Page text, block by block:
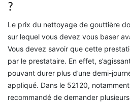
?
Le prix du nettoyage de gouttière
sur lequel vous devez vous baser
Vous devez savoir que cette
par le prestataire. En effet,
pouvant durer plus d’une demi-
appliqué. Dans le 52120,
recommandé de demander